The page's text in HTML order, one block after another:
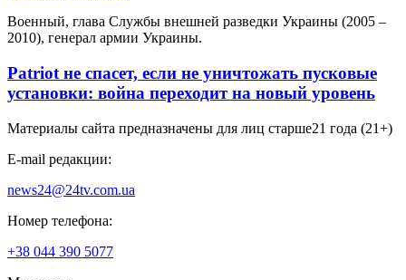
Военный, глава Службы внешней разведки Украины (2005 –
2010), генерал армии Украины.
Patriot не спасет, если не уничтожать пусковые
установки: война переходит на новый уровень
Материалы сайта предназначены для лиц старше21 года (21+)
E-mail редакции:
news24@24tv.com.ua
Номер телефона:
+38 044 390 5077